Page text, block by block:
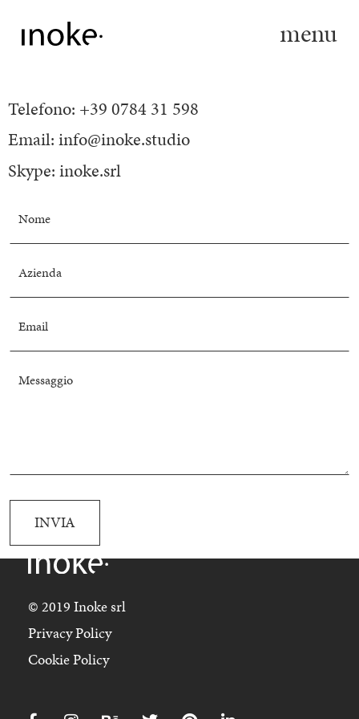
menu
Telefono: +390784 31 598
Email:info@inoke.studio
Skype:inoke.srl
Nome
Azienda
Email
Messaggio
INVIA
© 2019 Inoke srl
Privacy Policy
Cookie Policy